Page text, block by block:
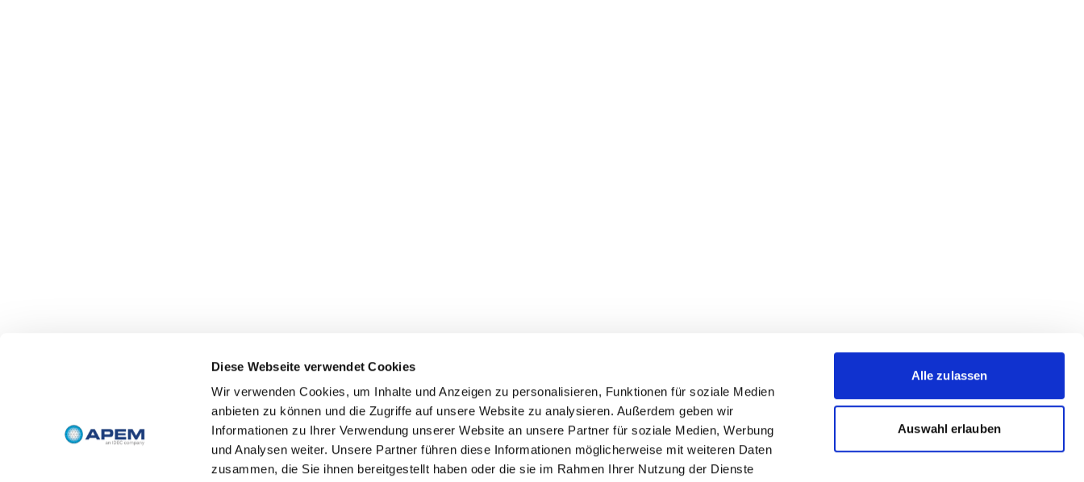
Diese Webseite verwendet Cookies
Wir verwenden Cookies, um Inhalte und Anzeigen zu personalisieren, Funktionen für soziale Medien
anbieten zu können und die Zugriffe auf unsere Website zu analysieren. Außerdem geben wir
Informationen zu Ihrer Verwendung unserer Website an unsere Partner für soziale Medien, Werbung
und Analysen weiter. Unsere Partner führen diese Informationen möglicherweise mit weiteren Daten
zusammen, die Sie ihnen bereitgestellt haben oder die sie im Rahmen Ihrer Nutzung der Dienste
Alle zulassen
Auswahl erlauben